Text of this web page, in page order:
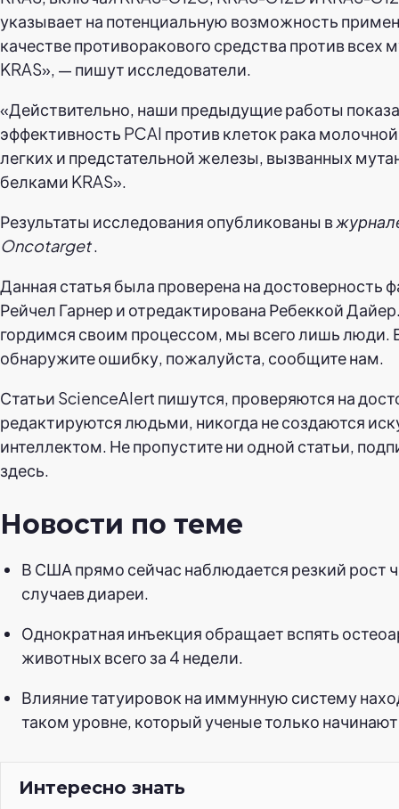
указывает на потенциальную возможность
качестве противоракового средства против всех
KRAS», — пишут исследователи.
«Действительно, наши предыдущие работы
эффективность PCAI против клеток рака
легких и предстательной железы, вызванных
белками KRAS».
Результаты исследования опубликованы в
Oncotarget.
Данная статья была проверена на достоверность
Рейчел Гарнер и отредактирована Ребеккой
гордимся своим процессом, мы всего лишь люди.
обнаружите ошибку, пожалуйста, сообщите нам.
Статьи ScienceAlert пишутся, проверяются на
редактируются людьми, никогда не создаются
интеллектом. Не пропустите ни одной статьи,
здесь.
Новости по теме
В США прямо сейчас наблюдается резкий рост
случаев диареи.
Однократная инъекция обращает вспять
животных всего за 4 недели.
Влияние татуировок на иммунную систему
таком уровне, который ученые только
Интересно знать